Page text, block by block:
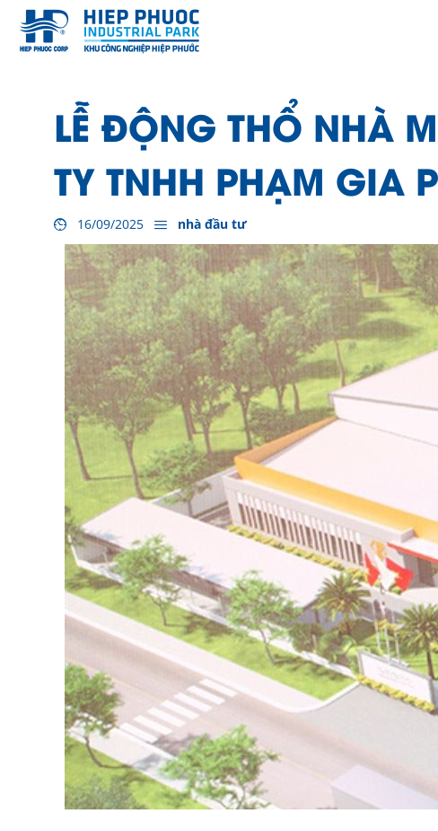
LỄ ĐỘNG THỔ NHÀ
TY TNHH PHẠM GIA
16/09/2025 nhà đầu tư